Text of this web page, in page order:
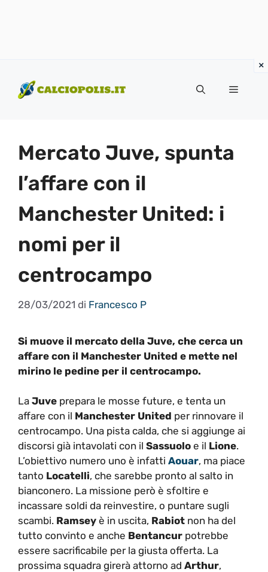
contenuto
Menu
Mercato Juve, spunta
l’affare con il
Manchester United: i
nomi per il
centrocampo
28/03/2021 di Francesco P
Si muove il mercato della Juve, che cerca un
affare con il Manchester United e mette nel
mirino le pedine per il centrocampo.
La Juve prepara le mosse future, e tenta un
affare con il Manchester United per rinnovare il
centrocampo. Una pista calda, che si aggiunge ai
discorsi già intavolati con il Sassuolo e il Lione.
L’obiettivo numero uno è infatti Aouar, ma piace
tanto Locatelli, che sarebbe pronto al salto in
bianconero. La missione però è sfoltire e
incassare soldi da reinvestire, o puntare sugli
scambi. Ramsey è in uscita, Rabiot non ha del
tutto convinto e anche Bentancur potrebbe
essere sacrificabile per la giusta offerta. La
prossima squadra girerà attorno ad Arthur,